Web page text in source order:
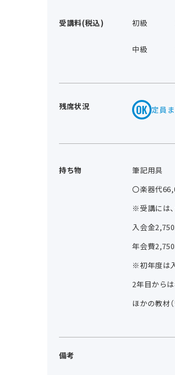
受講料(税込) 初級
中級
残席状況 定員
持ち物
筆記用具
〇楽器代
※受講には
入会金2,750
年会費
※初年度は
2年目から
ほかの教材
備考